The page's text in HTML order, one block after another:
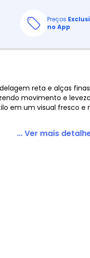
Preços
no App
reta e alças
movimento e
em um visual fresco e
... Ver mais